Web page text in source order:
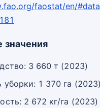
faostat/en/
3 660 т (2023)
1 370 га (2023)
2 672 кг/га (2023)